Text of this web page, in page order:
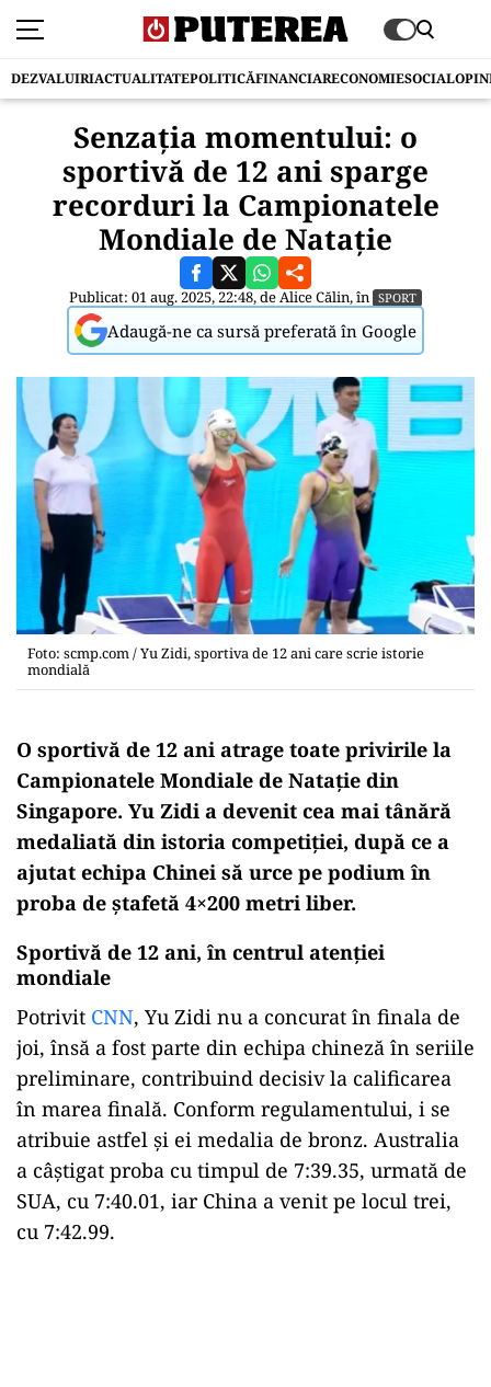
DEZVALUIRIACTUALITATEPOLITICĂFINANCIARECONOMIESOCIAL
Senzația momentului: o
sportivă de 12 ani sparge
recorduri la Campionatele
Mondiale de Natație
Publicat: 01 aug. 2025, 22:48, deAlice Călin, în SPORT
Adaugă-ne ca sursă preferată în Google
Foto: scmp.com / Yu Zidi, sportiva de 12 ani care scrie istorie
mondială
O sportivă de 12 ani atrage toate privirile la
Campionatele Mondiale de Natație din
Singapore. Yu Zidi a devenit cea mai tânără
medaliată din istoria competiției, după ce a
ajutat echipa Chinei să urce pe podium în
proba de ștafetă 4×200 metri liber.
Sportivă de 12 ani, în centrul atenției
mondiale
Potrivit CNN, Yu Zidi nu a concurat în finala de
joi, însă a fost parte din echipa chineză în seriile
preliminare, contribuind decisiv la calificarea
în marea finală. Conform regulamentului, i se
atribuie astfel și ei medalia de bronz. Australia
a câștigat proba cu timpul de 7:39.35, urmată de
SUA, cu 7:40.01, iar China a venit pe locul trei,
cu 7:42.99.